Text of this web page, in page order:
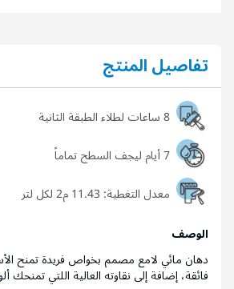
تفاصيل المنتج
8 ساعات لطلاء الطبقة الثانية
7 أيام ليجف السطح تماماً
معدل التغطية:
الوصف
دهان مائي لامع مصمم بخواص فريدة تمنح
فائقة، إضافة إلى نقاوته العالية اللتي تمنحك